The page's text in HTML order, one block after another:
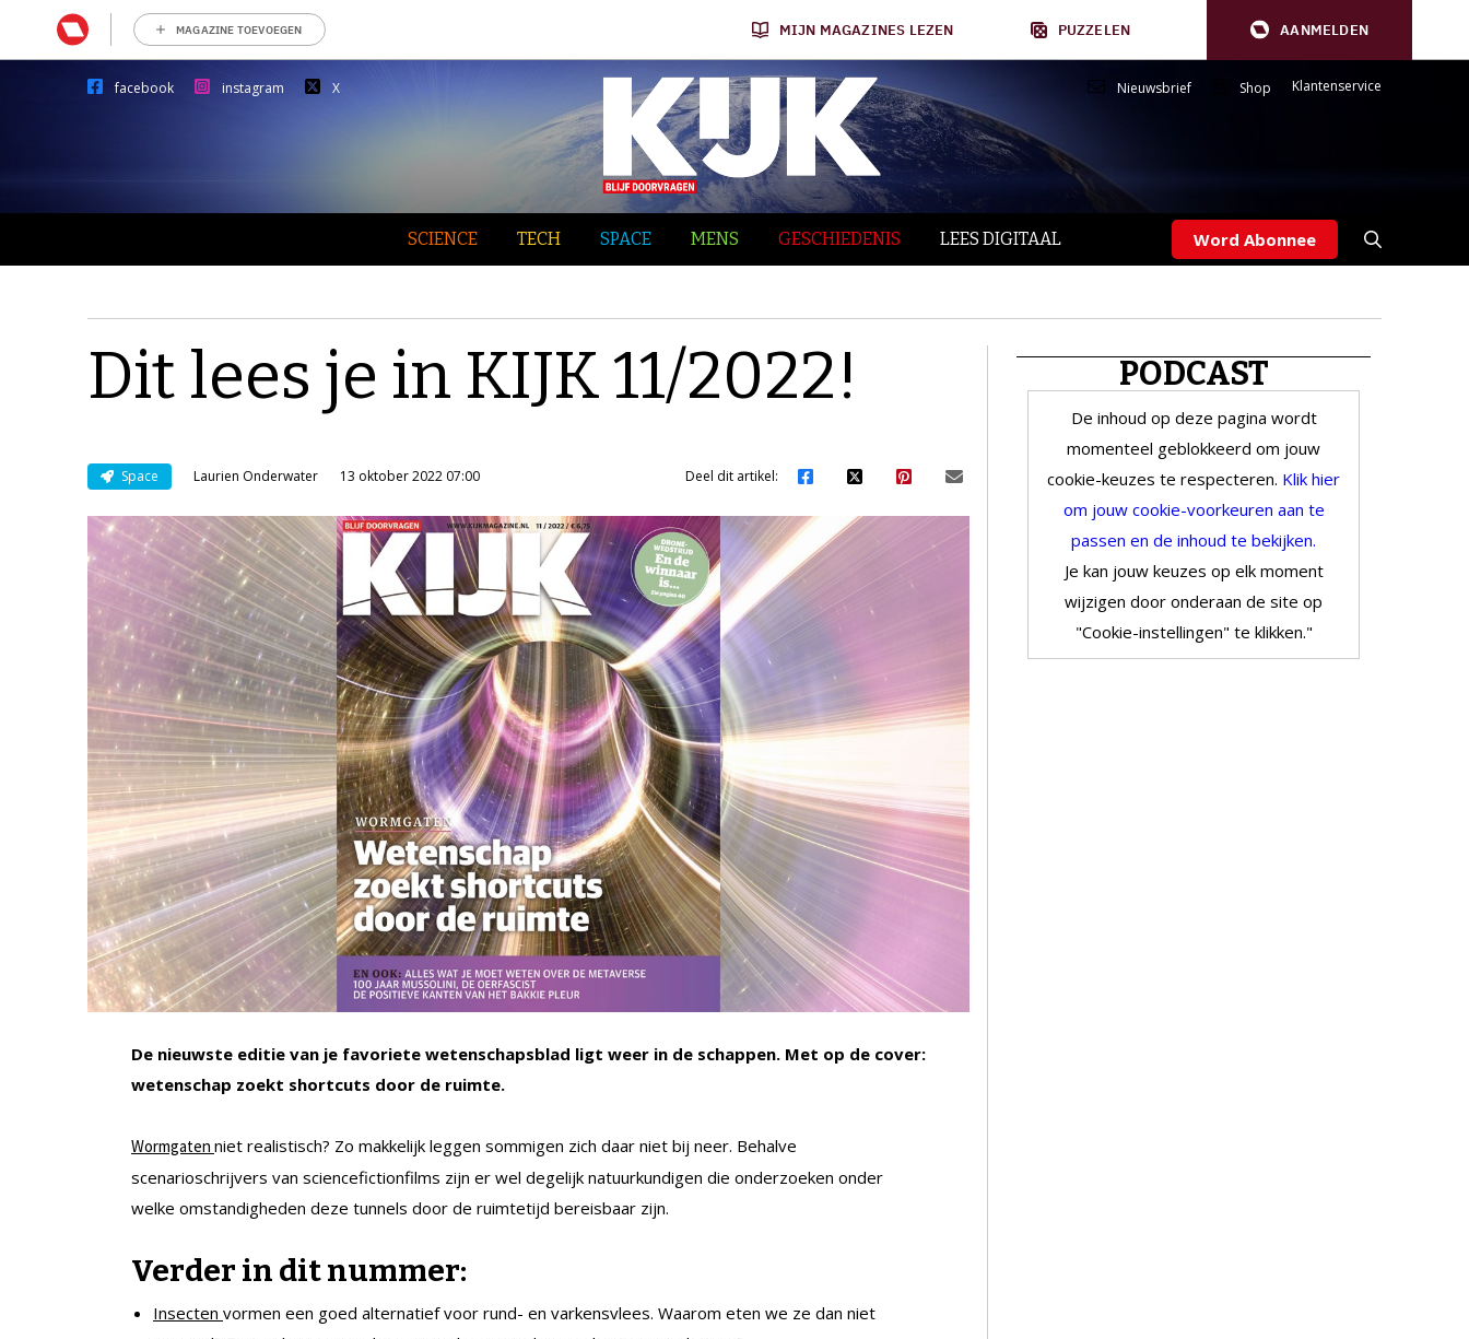
MAGAZINE TOEVOEGEN MIJN MAGAZINES LEZEN PUZZELEN AANMELDEN
facebook instagram X Nieuwsbrief Shop Klantenservice
SCIENCE TECH SPACE MENS GESCHIEDENIS LEES DIGITAAL Word Abonnee
Dit lees je in KIJK 11/2022!
Space Laurien Onderwater 13 oktober 2022 07:00 Deel dit artikel:
De nieuwste editie van je favoriete wetenschapsblad ligt weer in de schappen. Met op de cover:
wetenschap zoekt shortcuts door de ruimte.
Wormgaten niet realistisch? Zo makkelijk leggen sommigen zich daar niet bij neer. Behalve
scenarioschrijvers van sciencefictionfilms zijn er wel degelijk natuurkundigen die onderzoeken onder
welke omstandigheden deze tunnels door de ruimtetijd bereisbaar zijn.
Verder in dit nummer:
Insecten vormen een goed alternatief voor rund- en varkensvlees. Waarom eten we ze dan niet
PODCAST
De inhoud op deze pagina wordt
momenteel geblokkeerd om jouw
cookie-keuzes te respecteren. Klik hier
om jouw cookie-voorkeuren aan te
passen en de inhoud te bekijken.
Je kan jouw keuzes op elk moment
wijzigen door onderaan de site op
"Cookie-instellingen" te klikken."